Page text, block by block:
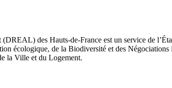
des Hauts-de-France est un service de
écologique, de la Biodiversité et des
la Ville et du Logement.